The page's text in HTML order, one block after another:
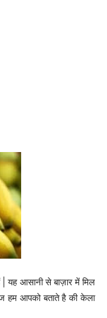
यह आसानी से बाज़ार में मिल
हम आपको बताते है की केला